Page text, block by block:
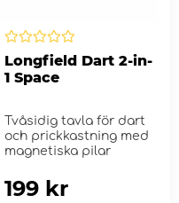
Longfield Dart 2-in-
1 Space
Tvåsidig tavla för dart
och prickkastning med
magnetiska pilar
199 kr